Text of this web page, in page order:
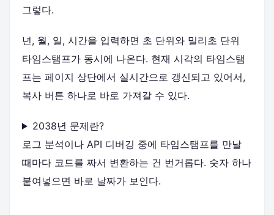
그렇다.
년, 월, 일, 시간을 입력하면 초 단위와 밀리초 단위
타임스탬프가 동시에 나온다. 현재 시각의 타임스탬
프는 페이지 상단에서 실시간으로 갱신되고 있어서,
복사 버튼 하나로 바로 가져갈 수 있다.
2038년 문제란?
로그 분석이나 API 디버깅 중에 타임스탬프를 만날
때마다 코드를 짜서 변환하는 건 번거롭다. 숫자 하나
붙여넣으면 바로 날짜가 보인다.